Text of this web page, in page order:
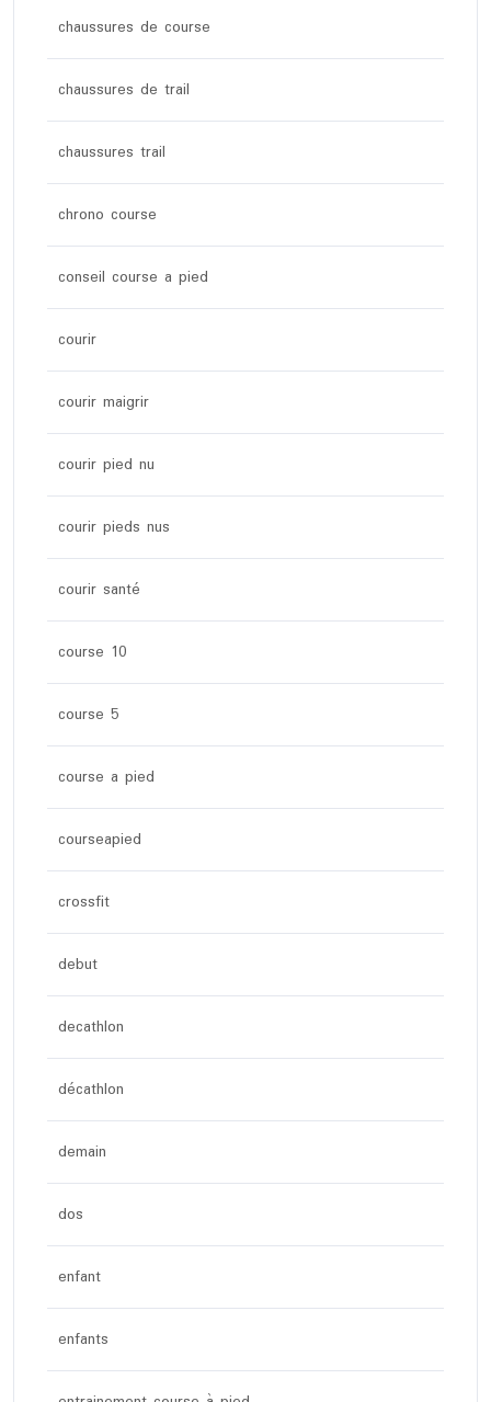
chaussures de course
chaussures de trail
chaussures trail
chrono course
conseil course a pied
courir
courir maigrir
courir pied nu
courir pieds nus
courir santé
course 10
course 5
course a pied
courseapied
crossfit
debut
decathlon
décathlon
demain
dos
enfant
enfants